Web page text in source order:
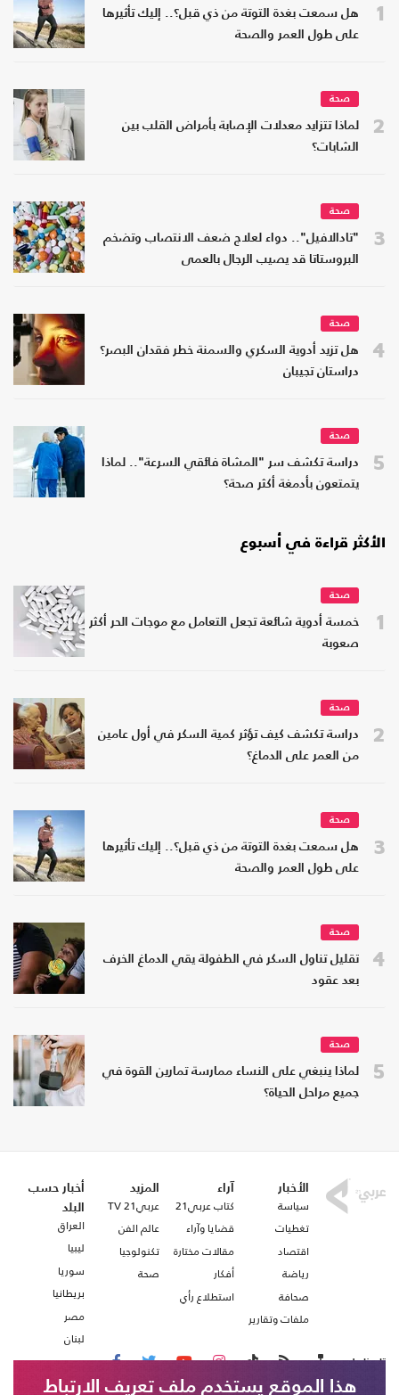
1
هل سمعت بغدة التوتة من ذي قبل؟.. إليك تأثيرها
على طول العمر والصحة
2
صحة
لماذا تتزايد معدلات الإصابة بأمراض القلب بين
الشابات؟
3
صحة
"تادالافيل".. دواء لعلاج ضعف الانتصاب وتضخم
البروستاتا قد يصيب الرجال بالعمى
4
صحة
هل تزيد أدوية السكري والسمنة خطر فقدان البصر؟
دراستان تجيبان
5
صحة
دراسة تكشف سر "المشاة فائقي السرعة".. لماذا
يتمتعون بأدمغة أكثر صحة؟
الأكثر قراءة في أسبوع
1
صحة
خمسة أدوية شائعة تجعل التعامل مع موجات الحر أكثر
صعوبة
2
صحة
دراسة تكشف كيف تؤثر كمية السكر في أول عامين
من العمر على الدماغ؟
3
صحة
هل سمعت بغدة التوتة من ذي قبل؟.. إليك تأثيرها
على طول العمر والصحة
4
صحة
تقليل تناول السكر في الطفولة يقي الدماغ الخرف
بعد عقود
5
صحة
لماذا ينبغي على النساء ممارسة تمارين القوة في
جميع مراحل الحياة؟
الأخبار
سياسة
تغطيات
اقتصاد
رياضة
صحافة
ملفات وتقارير
آراء
كتاب عربي21
قضايا وآراء
مقالات مختارة
أفكار
استطلاع رأي
المزيد
عربي21 TV
عالم الفن
تكنولوجيا
صحة
أخبار حسب
البلد
العراق
ليبيا
سوريا
بريطانيا
مصر
لبنان
تابعنا على
هذا الموقع يستخدم ملف تعريف الارتباط